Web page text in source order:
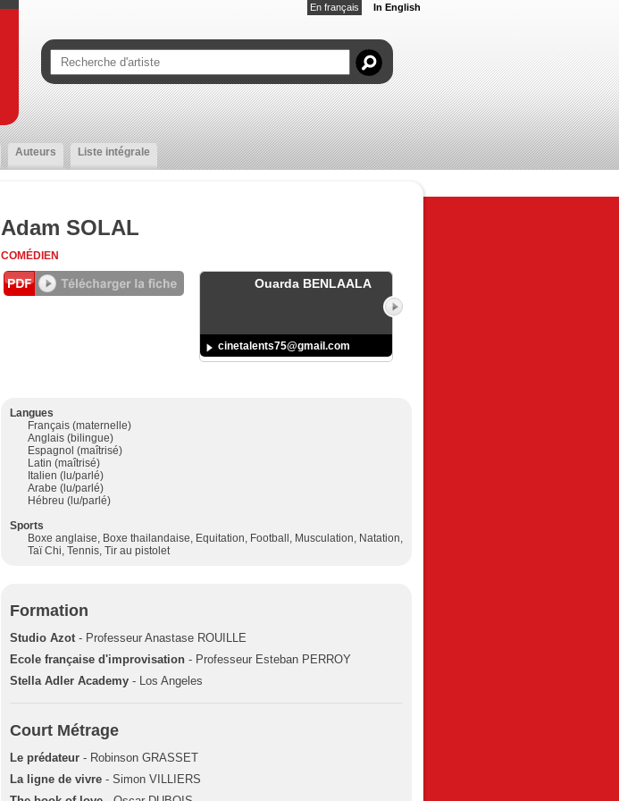
En français In English
Auteurs Liste intégrale
Adam SOLAL
COMÉDIEN
Ouarda BENLAALA
cinetalents75@gmail.com
Langues
Français (maternelle)
Anglais (bilingue)
Espagnol (maîtrisé)
Latin (maîtrisé)
Italien (lu/parlé)
Arabe (lu/parlé)
Hébreu (lu/parlé)
Sports
Boxe anglaise, Boxe thailandaise, Equitation, Football, Musculation, Natation,
Taï Chi, Tennis, Tir au pistolet
Formation
Studio Azot- Professeur Anastase ROUILLE
Ecole française d'improvisation - Professeur Esteban PERROY
Stella Adler Academy - Los Angeles
Court Métrage
Le prédateur - Robinson GRASSET
La ligne de vivre - Simon VILLIERS